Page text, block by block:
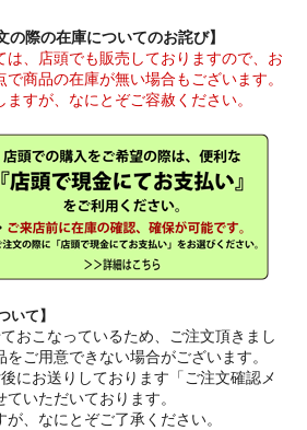
の際の在庫についてのお詫び】
、店頭でも販売しておりますので、お
商品の在庫が無い場合もございます。
すが、なにとぞご容赦ください。
いて】
おこなっているため、ご注文頂きまし
ご用意できない場合がございます。
にお送りしております「ご注文確認メ
いただいております。
、なにとぞご了承ください。